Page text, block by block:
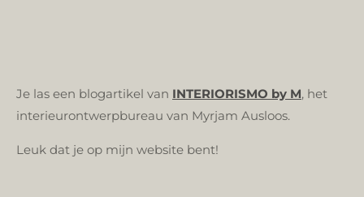
Je las een blogartikel van INTERIORISMO by M, het
interieurontwerpbureau van Myrjam Ausloos.
Leuk dat je op mijn website bent!